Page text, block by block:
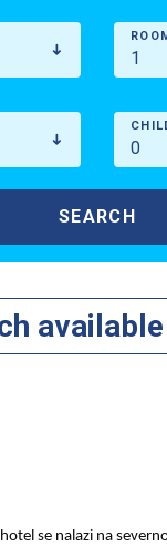
hotel se nalazi na